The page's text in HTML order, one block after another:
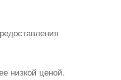
низкой ценой.